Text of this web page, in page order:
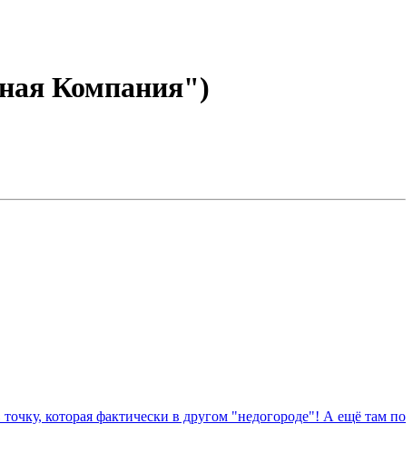
Компания")
которая фактически в другом "недогороде"! А ещё там по